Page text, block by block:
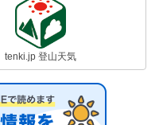
tenki.jp 登山天気